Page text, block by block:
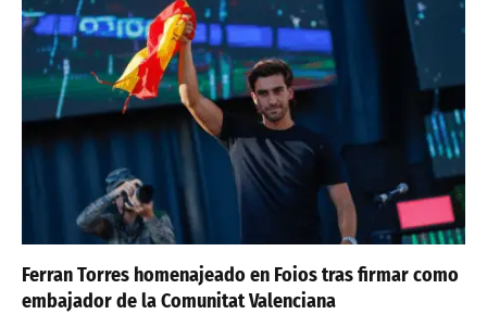
Ferran Torres homenajeado en Foios tras firmar como
embajador de la Comunitat Valenciana